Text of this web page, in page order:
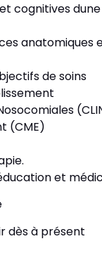
cognitives
anatomiques
de soins
(CME)
et
dès à présent